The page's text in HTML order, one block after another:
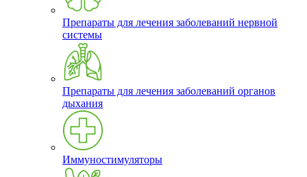
Препараты для лечения заболеваний нервной
системы
Препараты для лечения заболеваний органов
дыхания
Иммуностимуляторы